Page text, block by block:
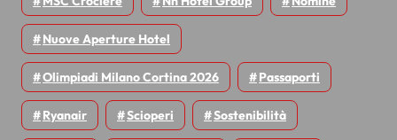
Nuove Aperture Hotel
Olimpiadi Milano Cortina 2026 Passaporti
Ryanair Scioperi Sostenibilità